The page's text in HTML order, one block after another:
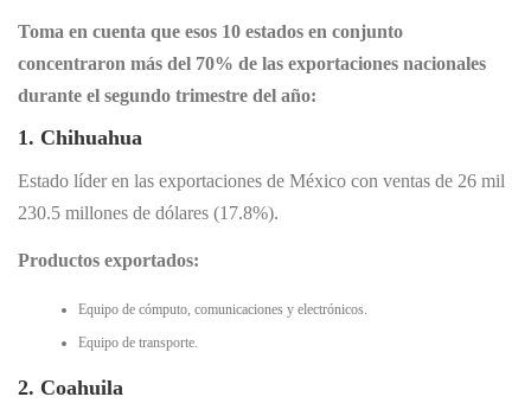
Toma en cuenta que esos 10 estados en conjunto
concentraron más del 70% de las exportaciones nacionales
durante el segundo trimestre del año:
1. Chihuahua
Estado líder en las exportaciones de México con ventas de 26 mil
230.5 millones de dólares (17.8%).
Productos exportados:
Equipo de cómputo, comunicaciones y electrónicos.
Equipo de transporte.
2. Coahuila